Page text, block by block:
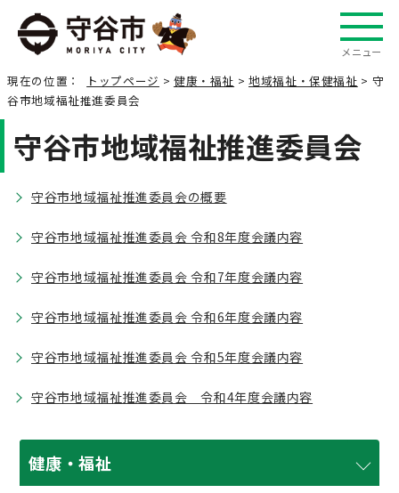
メニュー
現在の位置： トップページ > 健康・福祉 >地域福祉・保健福祉 > 守
谷市地域福祉推進委員会
守谷市地域福祉推進委員会
守谷市地域福祉推進委員会の概要
守谷市地域福祉推進委員会 令和8年度会議内容
守谷市地域福祉推進委員会 令和7年度会議内容
守谷市地域福祉推進委員会 令和6年度会議内容
守谷市地域福祉推進委員会 令和5年度会議内容
守谷市地域福祉推進委員会 令和4年度会議内容
健康・福祉